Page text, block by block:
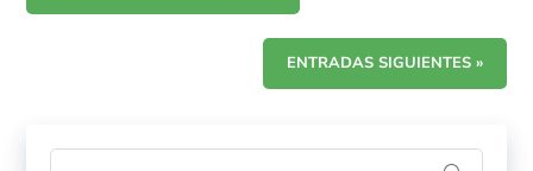
ENTRADAS SIGUIENTES »